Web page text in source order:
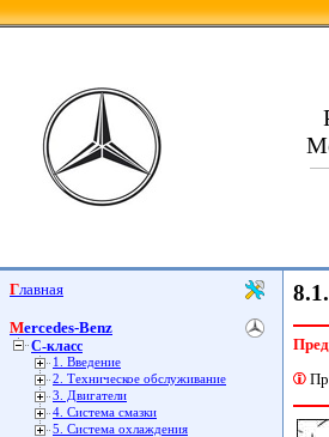
Главная
Mercedes-Benz
C-класс
1. Введение
2. Техническое обслуживание
3. Двигатели
4. Система смазки
5. Система охлаждения